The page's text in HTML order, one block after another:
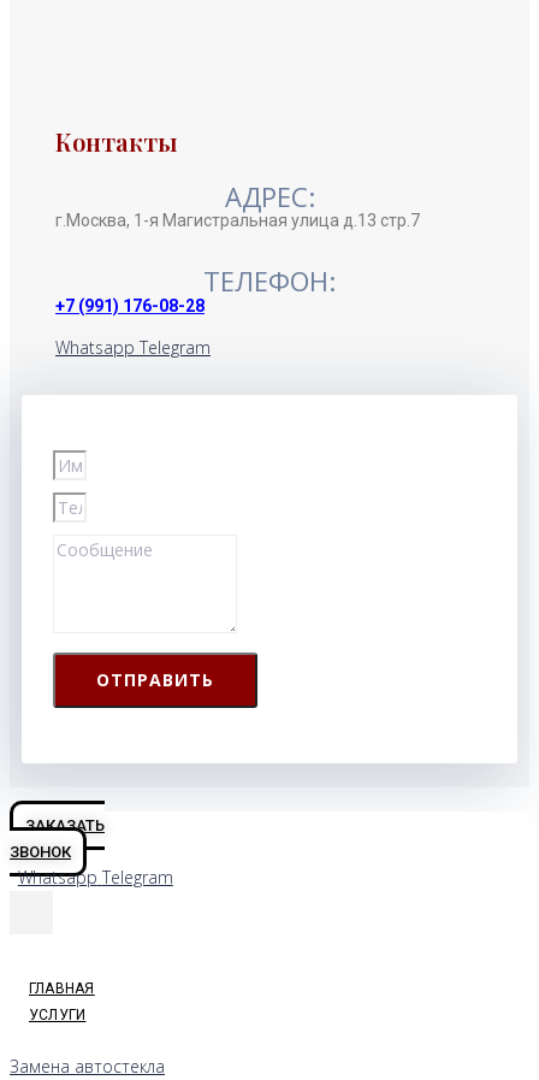
Контакты
АДРЕС:
г.Москва, 1-я Магистральная улица д.13 стр.7
ТЕЛЕФОН:
+7 (991) 176-08-28
Whatsapp Telegram
ОТПРАВИТЬ
ЗАКАЗАТЬ
ЗВОНОК
Whatsapp Telegram
ГЛАВНАЯ
УСЛУГИ
Замена автостекла